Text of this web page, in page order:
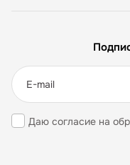
Даю согласие на